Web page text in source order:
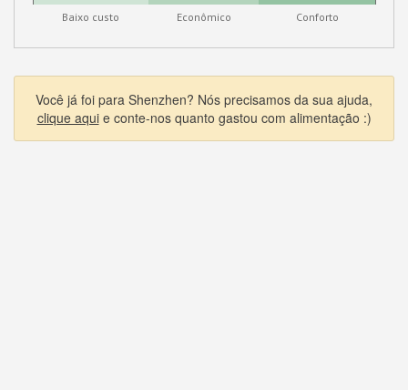
Baixo custo Econômico Conforto
Você já foi para Shenzhen? Nós precisamos da sua ajuda,
clique aquie conte-nos quanto gastou com alimentação :)